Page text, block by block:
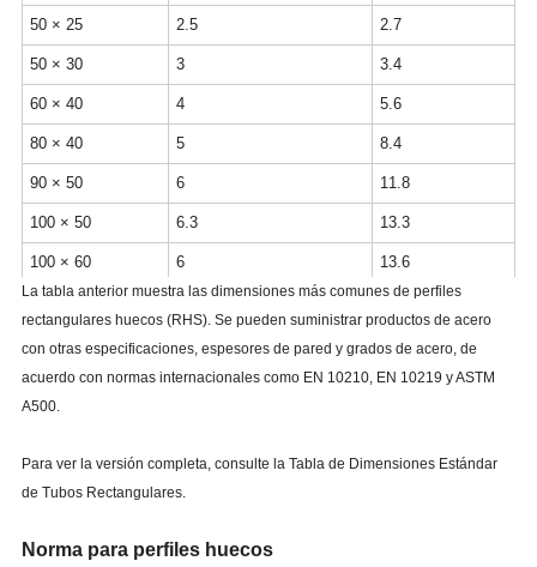
50 × 25 2.5 2.7
50 × 30 3 3.4
60 × 40 4 5.6
80 × 40 5 8.4
90 × 50 6 11.8
100 × 50 6.3 13.3
100 × 60 6 13.6
120 × 80 8 22.6
150 × 100 6.3 23.1
200 × 100 10 43.1
300 × 200 12 89
La tabla anterior muestra las dimensiones más comunes de perfiles
rectangulares huecos (RHS). Se pueden suministrar productos de acero
con otras especificaciones, espesores de pared y grados de acero, de
acuerdo con normas internacionales como EN 10210, EN 10219 y ASTM
A500.
Para ver la versión completa, consulte la Tabla de Dimensiones Estándar
de Tubos Rectangulares.
Norma para perfiles huecos